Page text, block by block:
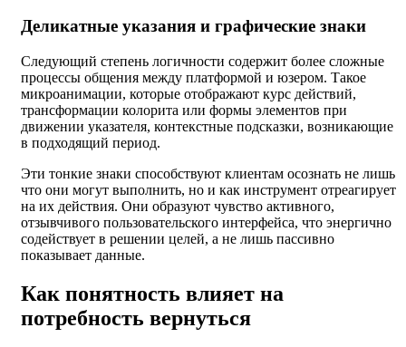
Деликатные указания и графические знаки
Следующий степень логичности содержит более сложные
процессы общения между платформой и юзером. Такое
микроанимации, которые отображают курс действий,
трансформации колорита или формы элементов при
движении указателя, контекстные подсказки, возникающие
в подходящий период.
Эти тонкие знаки способствуют клиентам осознать не лишь
что они могут выполнить, но и как инструмент отреагирует
на их действия. Они образуют чувство активного,
отзывчивого пользовательского интерфейса, что энергично
содействует в решении целей, а не лишь пассивно
показывает данные.
Как понятность влияет на
потребность вернуться